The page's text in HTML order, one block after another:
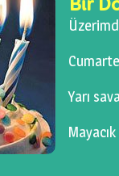
Yarı
Mayacık